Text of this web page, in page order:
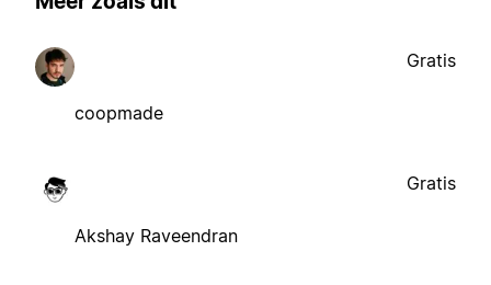
coopmade
Gratis
Akshay Raveendran
Gratis